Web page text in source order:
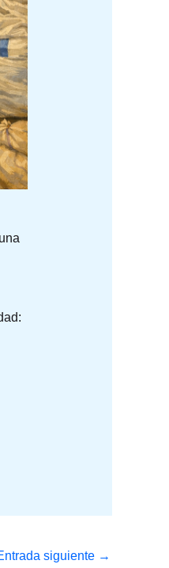
siguiente →